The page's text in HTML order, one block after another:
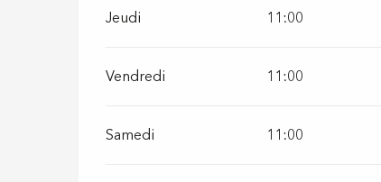
Jeudi 11:00
Vendredi 11:00
Samedi 11:00